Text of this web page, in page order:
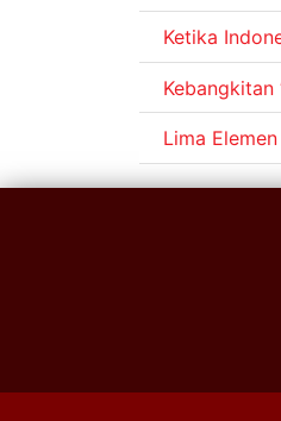
Ketika
Kebangkitan
Lima